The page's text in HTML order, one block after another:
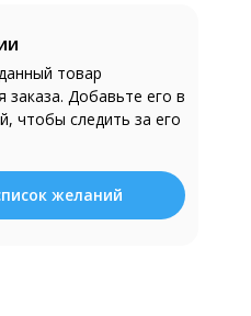
товар
заказа. Добавьте его в
чтобы следить за его
желаний